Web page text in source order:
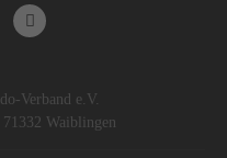
Verband e.V.
Waiblingen